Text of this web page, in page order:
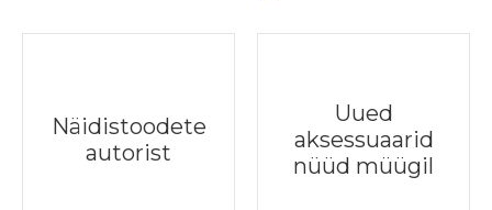
Näidistoodete
autorist
Uued
aksessuaarid
nüüd müügil